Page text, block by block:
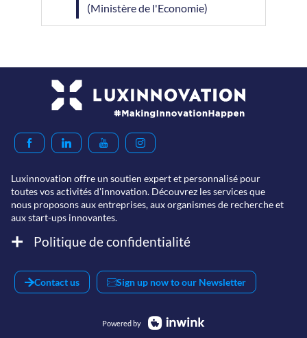
(Ministère de l'Economie)
Luxinnovation offre un soutien expert et personnalisé pour
toutes vos activités d'innovation. Découvrez les services que
nous proposons aux entreprises, aux organismes de recherche et
aux start-ups innovantes.
Politique de confidentialité
Contact us Sign up now to our Newsletter
Powered by